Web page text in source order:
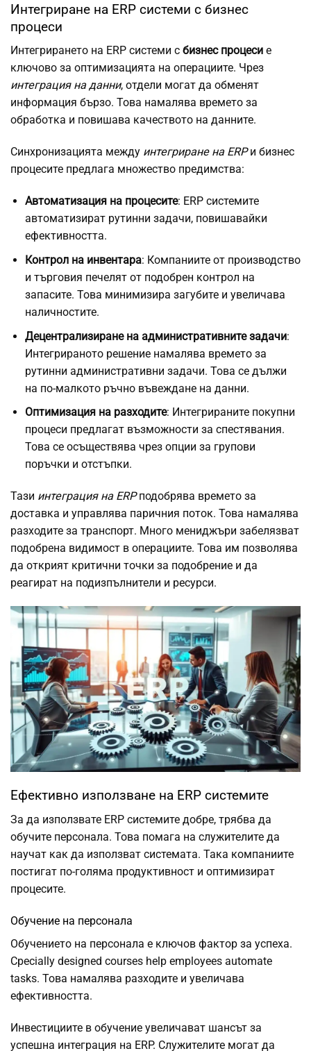
Интегриране на ERP системи с бизнес
процеси
Интегрирането на ERP системи с бизнес процеси е
ключово за оптимизацията на операциите. Чрез
интеграция на данни, отдели могат да обменят
информация бързо. Това намалява времето за
обработка и повишава качеството на данните.
Синхронизацията между интегриране на ERPи бизнес
процесите предлага множество предимства:
Автоматизация на процесите: ERP системите
автоматизират рутинни задачи, повишавайки
ефективността.
Контрол на инвентара: Компаниите от производство
и търговия печелят от подобрен контрол на
запасите. Това минимизира загубите и увеличава
наличностите.
Децентрализиране на административните задачи:
Интегрираното решение намалява времето за
рутинни административни задачи. Това се дължи
на по-малкото ръчно въвеждане на данни.
Оптимизация на разходите: Интегрираните покупни
процеси предлагат възможности за спестявания.
Това се осъществява чрез опции за групови
поръчки и отстъпки.
Тази интеграция на ERPподобрява времето за
доставка и управлява паричния поток. Това намалява
разходите за транспорт. Много мениджъри забелязват
подобрена видимост в операциите. Това им позволява
да открият критични точки за подобрение и да
реагират на подизпълнители и ресурси.
Ефективно използване на ERP системите
За да използвате ERP системите добре, трябва да
обучите персонала. Това помага на служителите да
научат как да използват системата. Така компаниите
постигат по-голяма продуктивност и оптимизират
процесите.
Обучение на персонала
Обучението на персонала е ключов фактор за успеха.
Сpecially designed courses help employees automate
tasks. Това намалява разходите и увеличава
ефективността.
Инвестициите в обучение увеличават шансът за
успешна интеграция на ERP. Служителите могат да